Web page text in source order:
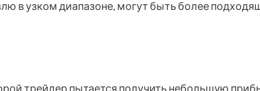
в узком диапазоне, могут быть более
трейдер пытается получить небольшую